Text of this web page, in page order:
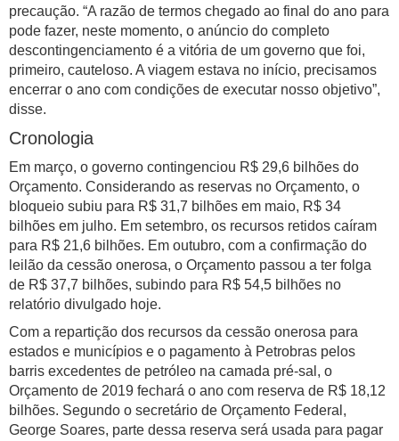
precaução. “A razão de termos chegado ao final do ano para
pode fazer, neste momento, o anúncio do completo
descontingenciamento é a vitória de um governo que foi,
primeiro, cauteloso. A viagem estava no início, precisamos
encerrar o ano com condições de executar nosso objetivo”,
disse.
Cronologia
Em março, o governo contingenciou R$ 29,6 bilhões do
Orçamento. Considerando as reservas no Orçamento, o
bloqueio subiu para R$ 31,7 bilhões em maio, R$ 34
bilhões em julho. Em setembro, os recursos retidos caíram
para R$ 21,6 bilhões. Em outubro, com a confirmação do
leilão da cessão onerosa, o Orçamento passou a ter folga
de R$ 37,7 bilhões, subindo para R$ 54,5 bilhões no
relatório divulgado hoje.
Com a repartição dos recursos da cessão onerosa para
estados e municípios e o pagamento à Petrobras pelos
barris excedentes de petróleo na camada pré-sal, o
Orçamento de 2019 fechará o ano com reserva de R$ 18,12
bilhões. Segundo o secretário de Orçamento Federal,
George Soares, parte dessa reserva será usada para pagar